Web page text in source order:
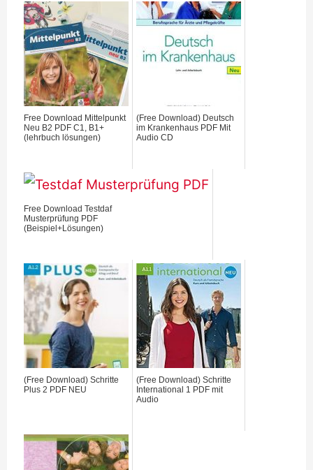
Free Download Mittelpunkt
Neu B2 PDF C1, B1+
(lehrbuch lösungen)
(Free Download) Deutsch
im Krankenhaus PDF Mit
Audio CD
Free Download Testdaf
Musterprüfung PDF
(Beispiel+Lösungen)
(Free Download) Schritte
Plus 2 PDF NEU
(Free Download) Schritte
International 1 PDF mit
Audio